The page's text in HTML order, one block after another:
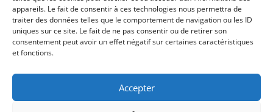
appareils. Le fait de consentir à ces technologies nous permettra de
traiter des données telles que le comportement de navigation ou les ID
uniques sur ce site. Le fait de ne pas consentir ou de retirer son
consentement peut avoir un effet négatif sur certaines caractéristiques
et fonctions.
Accepter
NOUS SUIVRE
© 2024 Spirit Spectacles. Tous droits réservés.